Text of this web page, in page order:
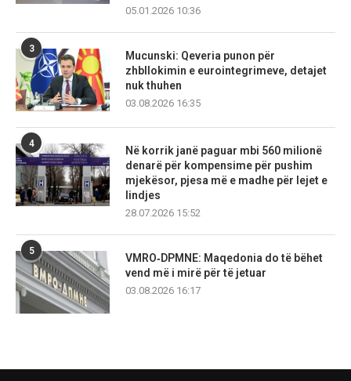
05.01.2026 10:36
3
Mucunski: Qeveria punon për
zhbllokimin e eurointegrimeve, detajet
nuk thuhen
03.08.2026 16:35
4
Në korrik janë paguar mbi 560 milionë
denarë për kompensime për pushim
mjekësor, pjesa më e madhe për lejet e
lindjes
28.07.2026 15:52
5
VMRO‑DPMNE: Maqedonia do të bëhet
vend më i mirë për të jetuar
03.08.2026 16:17